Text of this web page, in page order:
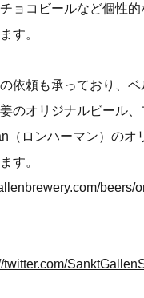
ョコビールなど個性的
す。
依頼も承っており、
のオリジナルビール
（ロンハーマン）のオ
す。
twitter.com/